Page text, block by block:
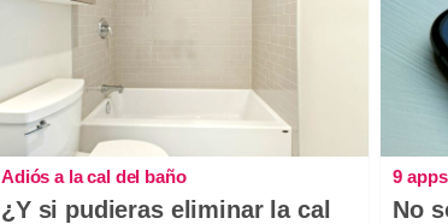
Adiós a la cal del baño
¿Y si pudieras eliminar la cal
9
No